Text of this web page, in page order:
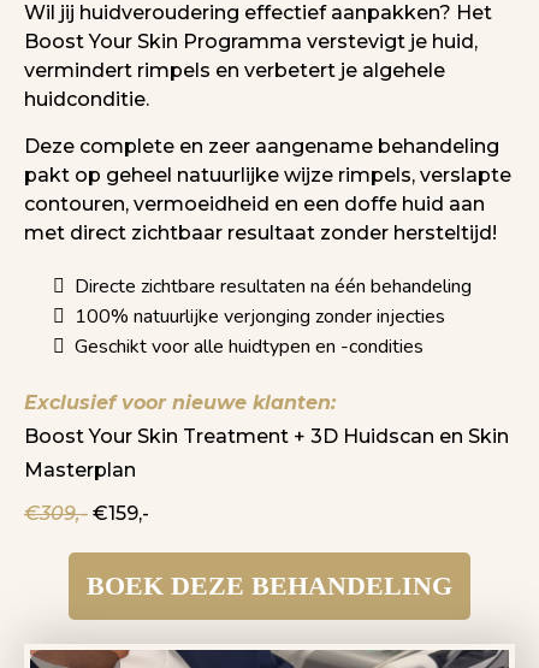
Wil jij huidveroudering effectief aanpakken? Het
Boost Your Skin Programma verstevigt je huid,
vermindert rimpels en verbetert je algehele
huidconditie.
Deze complete en zeer aangename behandeling
pakt op geheel natuurlijke wijze rimpels, verslapte
contouren, vermoeidheid en een doffe huid aan
met direct zichtbaar resultaat zonder hersteltijd!
Directe zichtbare resultaten na één behandeling
100% natuurlijke verjonging zonder injecties
Geschikt voor alle huidtypen en -condities
Exclusief voor nieuwe klanten:
Boost Your Skin Treatment + 3D Huidscan en Skin
Masterplan
€309,- €159,-
BOEK DEZE BEHANDELING